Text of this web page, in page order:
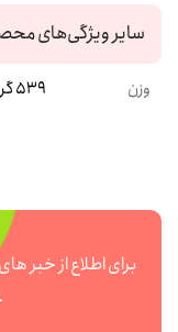
سایر ویژگی‌های
وزن 539 گرم
برای اطلاع از خبر